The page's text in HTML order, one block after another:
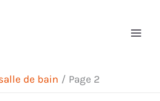
de bain Page 2